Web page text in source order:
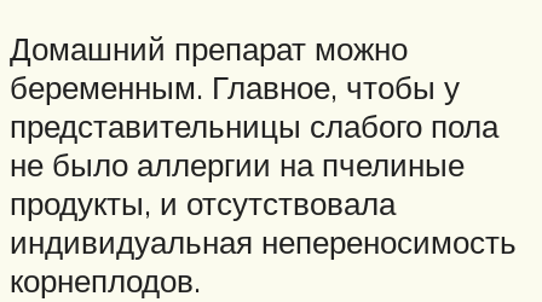
Домашний препарат можно
беременным. Главное, чтобы у
представительницы слабого пола
не было аллергии на пчелиные
продукты, и отсутствовала
индивидуальная непереносимость
корнеплодов.